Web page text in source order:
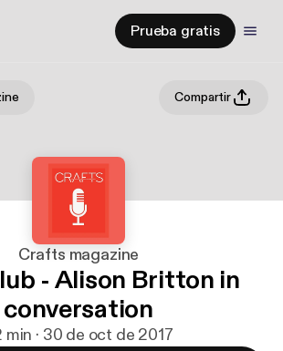
Prueba gratis
Compartir
Crafts magazine
- Alison Britton in
conversation
min · 30 de oct de 2017